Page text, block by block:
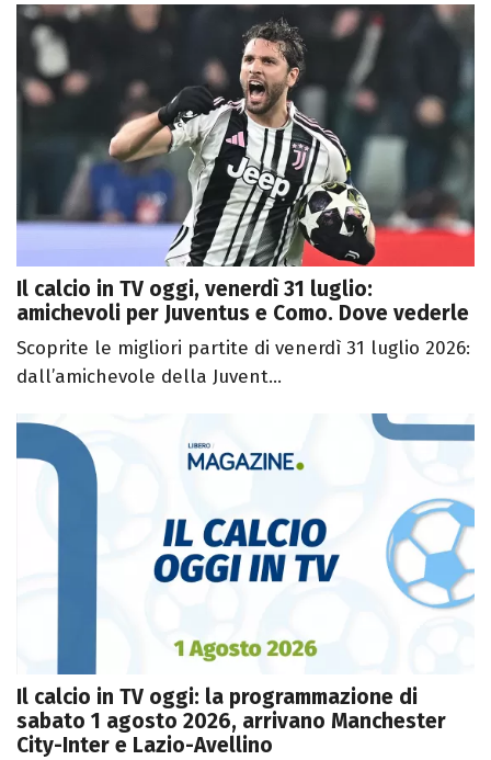
Il calcio in TV oggi, venerdì 31 luglio:
amichevoli per Juventus e Como. Dove vederle
Scoprite le migliori partite di venerdì 31 luglio 2026:
dall’amichevole della Juvent...
Il calcio in TV oggi: la programmazione di
sabato 1 agosto 2026, arrivano Manchester
City-Inter e Lazio-Avellino